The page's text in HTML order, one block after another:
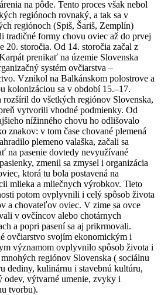
na pôde. Tento proces však nebol
regiónoch rovnaký, a tak sa v
regiónoch (Spiš, Šariš, Zemplín)
tradičné formy chovu oviec až do prvej
20. storočia. Od 14. storočia začal z
prenikať na územie Slovenska
systém ovčiarstva –
Vznikol na Balkánskom polostrove a
kolonizáciou sa v období 15.–17.
rozšíril do všetkých regiónov Slovenska,
vytvorili vhodné podmienky. Od
nížinného chovu ho odlišovalo
znakov: v tom čase chované plemená
plemeno valaška, začali sa
na pasenie dovtedy nevyužívané
zmenil sa zmysel i organizácia
ktorá tu bola postavená na
mlieka a mliečnych výrobkov. Tieto
potom ovplyvnili i celý spôsob života
a chovateľov oviec. V zime sa ovce
v ovčíncov alebo chotárnych
a popri pasení sa aj prikrmovali.
ovčiarstvo svojím ekonomickým i
významom ovplyvnilo spôsob života i
regiónov Slovenska ( sociálnu
dediny, kulinárnu i stavebnú kultúru,
odev, výtvarné umenie, zvyky i
tvorbu).